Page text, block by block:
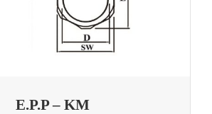
E.P.P – KM